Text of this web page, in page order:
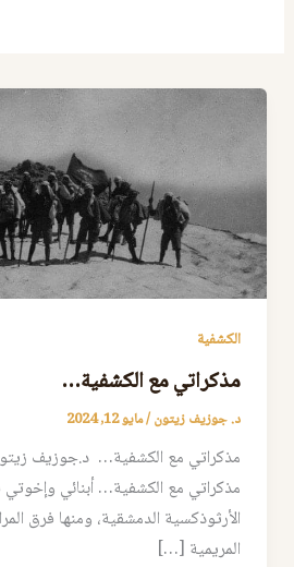
الكشفية
مذكراتي مع الكشفية…
د. جوزيف زيتون/مايو 12, 2024
مذكراتي مع الكشفية… أبنائي
الأرثوذكسية الدمشقية، ومنها فرق
المريمية […]